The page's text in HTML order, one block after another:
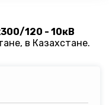
120 - 10кВ
в Казахстане.